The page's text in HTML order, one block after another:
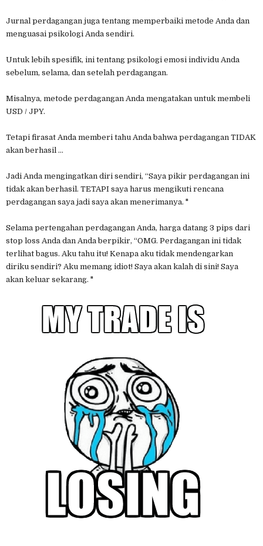
Jurnal perdagangan juga tentang memperbaiki metode Anda dan
menguasai psikologi Anda sendiri.
Untuk lebih spesifik, ini tentang psikologi emosi individu Anda
sebelum, selama, dan setelah perdagangan.
Misalnya, metode perdagangan Anda mengatakan untuk membeli
USD / JPY.
Tetapi firasat Anda memberi tahu Anda bahwa perdagangan TIDAK
akan berhasil ...
Jadi Anda mengingatkan diri sendiri, “Saya pikir perdagangan ini
tidak akan berhasil. TETAPI saya harus mengikuti rencana
perdagangan saya jadi saya akan menerimanya. "
Selama pertengahan perdagangan Anda, harga datang 3 pips dari
stop loss Anda dan Anda berpikir, “OMG. Perdagangan ini tidak
terlihat bagus. Aku tahu itu! Kenapa aku tidak mendengarkan
diriku sendiri? Aku memang idiot! Saya akan kalah di sini! Saya
akan keluar sekarang. "